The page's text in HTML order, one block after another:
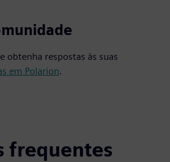
obtenha respostas às suas
em Polarion.
frequentes